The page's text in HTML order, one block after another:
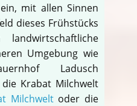
mit allen Sinnen
dieses Frühstücks
landwirtschaftliche
Umgebung wie
Ladusch
die Krabat Milchwelt
Milchweltoder die